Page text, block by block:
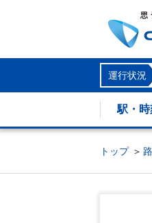
運行状況
駅・時
トップ